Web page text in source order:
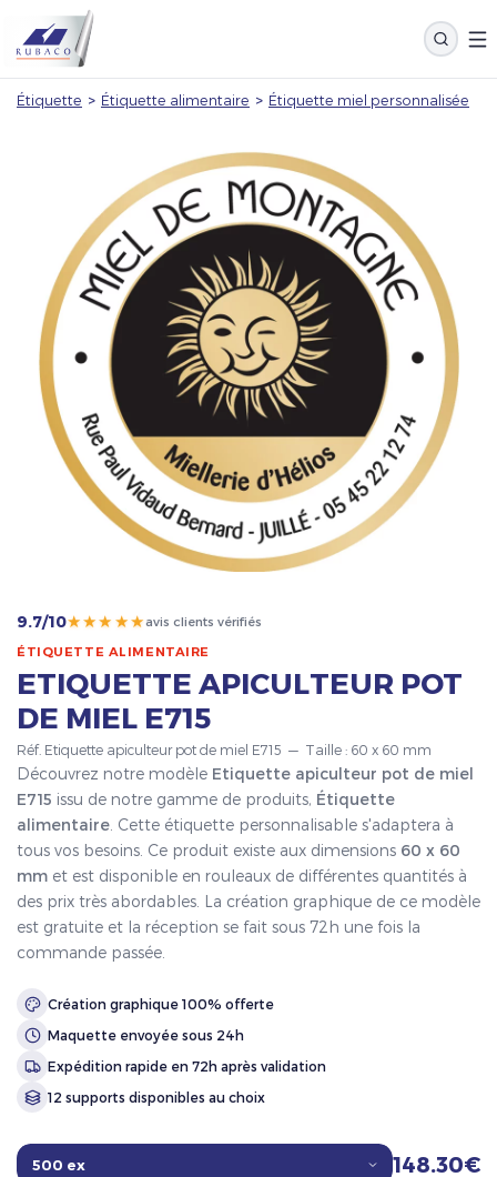
Étiquette > Étiquette alimentaire > Étiquette miel personnalisée
9.7/10★★★★★avis clients vérifiés
ÉTIQUETTE ALIMENTAIRE
ETIQUETTE APICULTEUR POT
DE MIEL E715
Réf. Etiquette apiculteur pot de miel E715 — Taille : 60 x 60 mm
Découvrez notre modèle Etiquette apiculteur pot de miel
E715 issu de notre gamme de produits, Étiquette
alimentaire . Cette étiquette personnalisable s'adaptera à
tous vos besoins. Ce produit existe aux dimensions 60 x 60
mm et est disponible en rouleaux de différentes quantités à
des prix très abordables. La création graphique de ce modèle
est gratuite et la réception se fait sous 72h une fois la
commande passée.
Création graphique 100% offerte
Maquette envoyée sous 24h
Expédition rapide en 72h après validation
12 supports disponibles au choix
148.30€